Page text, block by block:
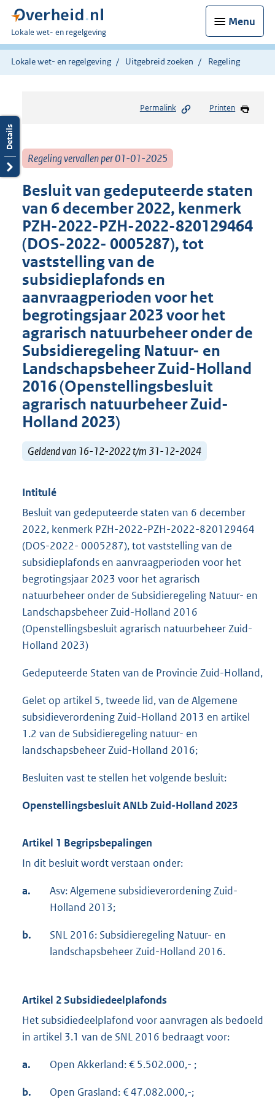
Menu
U
bent
hier:
Lokale wet- en regelgeving
Lokale wet- en regelgeving Uitgebreid zoeken Regeling
Permalink Printen
Regeling vervallen per 01-01-2025
Besluit van gedeputeerde staten
van 6 december 2022, kenmerk
PZH-2022-PZH-2022-820129464
(DOS-2022- 0005287), tot
vaststelling van de
subsidieplafonds en
aanvraagperioden voor het
begrotingsjaar 2023 voor het
agrarisch natuurbeheer onder de
Subsidieregeling Natuur- en
Landschapsbeheer Zuid-Holland
2016 (Openstellingsbesluit
agrarisch natuurbeheer Zuid-
Holland 2023)
Geldend van 16-12-2022 t/m 31-12-2024
Intitulé
Besluit van gedeputeerde staten van 6 december
2022, kenmerk PZH-2022-PZH-2022-820129464
(DOS-2022- 0005287), tot vaststelling van de
subsidieplafonds en aanvraagperioden voor het
begrotingsjaar 2023 voor het agrarisch
natuurbeheer onder de Subsidieregeling Natuur- en
Landschapsbeheer Zuid-Holland 2016
(Openstellingsbesluit agrarisch natuurbeheer Zuid-
Holland 2023)
Gedeputeerde Staten van de Provincie Zuid-Holland,
Gelet op artikel 5, tweede lid, van de Algemene
subsidieverordening Zuid-Holland 2013 en artikel
1.2 van de Subsidieregeling natuur- en
landschapsbeheer Zuid-Holland 2016;
Besluiten vast te stellen het volgende besluit:
OpenstellingsbesluitANLbZuid-Holland 2023
Artikel 1 Begripsbepalingen
In dit besluit wordt verstaan onder:
a.
Asv: Algemene subsidieverordening Zuid-
Holland 2013;
b.
SNL 2016: Subsidieregeling Natuur- en
landschapsbeheer Zuid-Holland 2016.
Artikel 2 Subsidiedeelplafonds
Het subsidiedeelplafond voor aanvragen als bedoeld
in artikel 3.1 van de SNL 2016 bedraagt voor:
a. Open Akkerland: € 5.502.000,- ;
b. Open Grasland: € 47.082.000,-;